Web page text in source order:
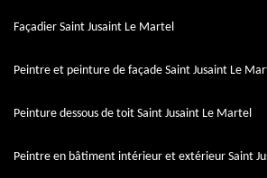
Façadier Saint Jusaint Le Martel
Peintre et peinture de façade Saint Jusaint Le
Peinture dessous de toit Saint Jusaint Le Martel
Peintre en bâtiment intérieur et extérieur Saint